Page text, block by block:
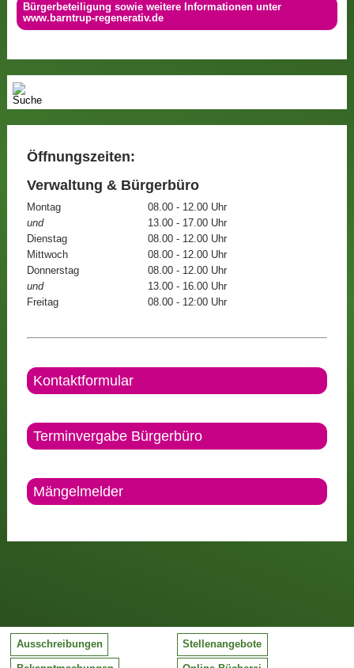
Bürgerbeteiligung sowie weitere Informationen unter
www.barntrup-regenerativ.de
Öffnungszeiten:
Verwaltung & Bürgerbüro
Montag
08.00 - 12.00 Uhr
und
13.00 - 17.00 Uhr
Dienstag
08.00 - 12.00 Uhr
Mittwoch
08.00 - 12.00 Uhr
Donnerstag
08.00 - 12.00 Uhr
und
13.00 - 16.00 Uhr
Freitag
08.00 - 12:00 Uhr
Kontaktformular
Terminvergabe Bürgerbüro
Mängelmelder
Ausschreibungen Stellenangebote